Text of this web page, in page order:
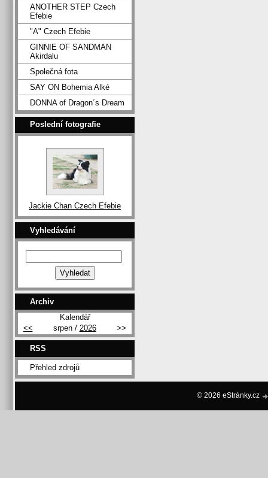
ANOTHER STEP Czech
Efebie
"A" Czech Efebie
GINNIE OF SANDMAN
Akirdalu
Společná fota
SAY ON Bohemia Alké
DONNA of Dragon´s Dream
Poslední fotografie
Jackie Chan Czech Efebie
Vyhledávání
Archiv
Kalendář
<<
srpen / 2026 >>
RSS
Přehled zdrojů
© 2026 eStránky.cz